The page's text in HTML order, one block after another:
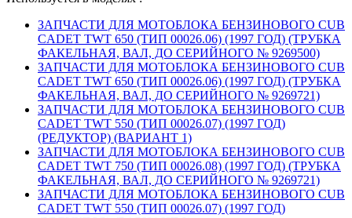
ЗАПЧАСТИ ДЛЯ МОТОБЛОКА БЕНЗИНОВОГО CUB
CADET TWT 650 (ТИП 00026.06) (1997 ГОД) (ТРУБКА
ФАКЕЛЬНАЯ, ВАЛ, ДО СЕРИЙНОГО № 9269500)
ЗАПЧАСТИ ДЛЯ МОТОБЛОКА БЕНЗИНОВОГО CUB
CADET TWT 650 (ТИП 00026.06) (1997 ГОД) (ТРУБКА
ФАКЕЛЬНАЯ, ВАЛ, ДО СЕРИЙНОГО № 9269721)
ЗАПЧАСТИ ДЛЯ МОТОБЛОКА БЕНЗИНОВОГО CUB
CADET TWT 550 (ТИП 00026.07) (1997 ГОД)
(РЕДУКТОР) (ВАРИАНТ 1)
ЗАПЧАСТИ ДЛЯ МОТОБЛОКА БЕНЗИНОВОГО CUB
CADET TWT 750 (ТИП 00026.08) (1997 ГОД) (ТРУБКА
ФАКЕЛЬНАЯ, ВАЛ, ДО СЕРИЙНОГО № 9269721)
ЗАПЧАСТИ ДЛЯ МОТОБЛОКА БЕНЗИНОВОГО CUB
CADET TWT 550 (ТИП 00026.07) (1997 ГОД)